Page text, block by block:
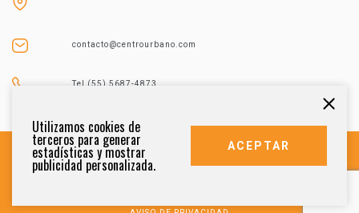
contacto@centrourbano.com
Tel (55) 5687-4873
Utilizamos cookies de
terceros para generar
estadísticas y mostrar
publicidad personalizada.
ACEPTAR